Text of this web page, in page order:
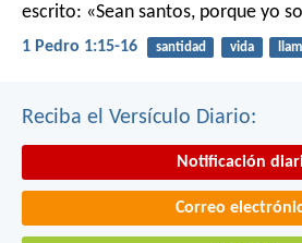
escrito: «Sean santos, porque yo
1 Pedro 1:15-16 santidad vida
Reciba el Versículo Diario:
Notificación
Correo